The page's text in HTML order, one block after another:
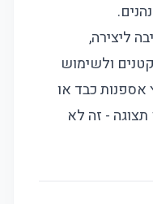
ליצירה,
ולשימוש
כבד או
- זה לא